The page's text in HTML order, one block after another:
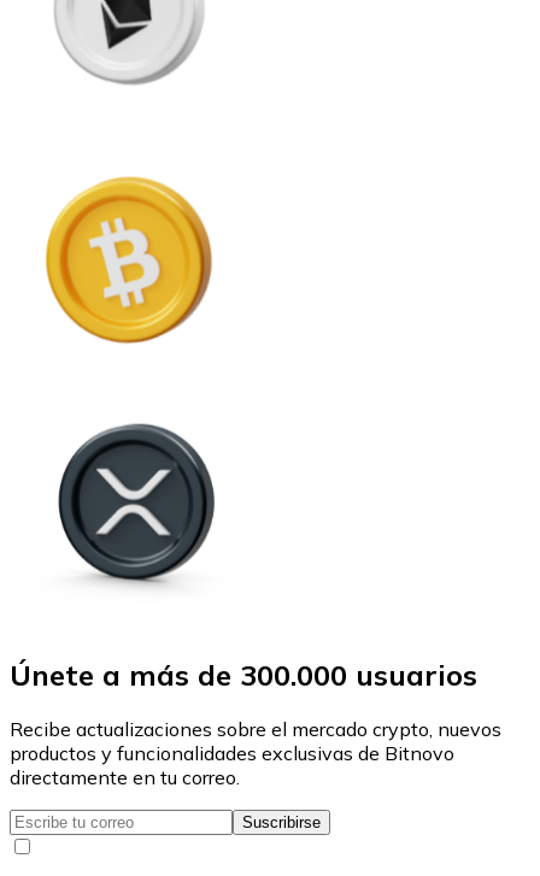
Únete a más de 300.000 usuarios
Recibe actualizaciones sobre el mercado crypto, nuevos
productos y funcionalidades exclusivas de Bitnovo
directamente en tu correo.
Suscribirse